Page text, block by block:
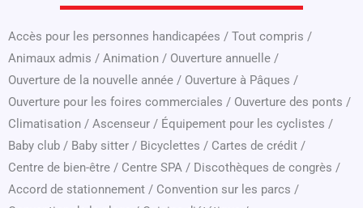
Accès pour les personnes handicapées / Tout compris /
Animaux admis / Animation / Ouverture annuelle /
Ouverture de la nouvelle année / Ouverture à Pâques /
Ouverture pour les foires commerciales / Ouverture des ponts /
Climatisation / Ascenseur / Équipement pour les cyclistes /
Baby club / Baby sitter / Bicyclettes / Cartes de crédit /
Centre de bien-être / Centre SPA / Discothèques de congrès /
Accord de stationnement / Convention sur les parcs /